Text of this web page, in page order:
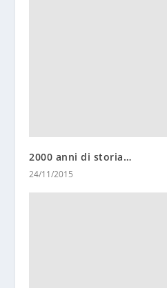
2000 anni di storia…
24/11/2015